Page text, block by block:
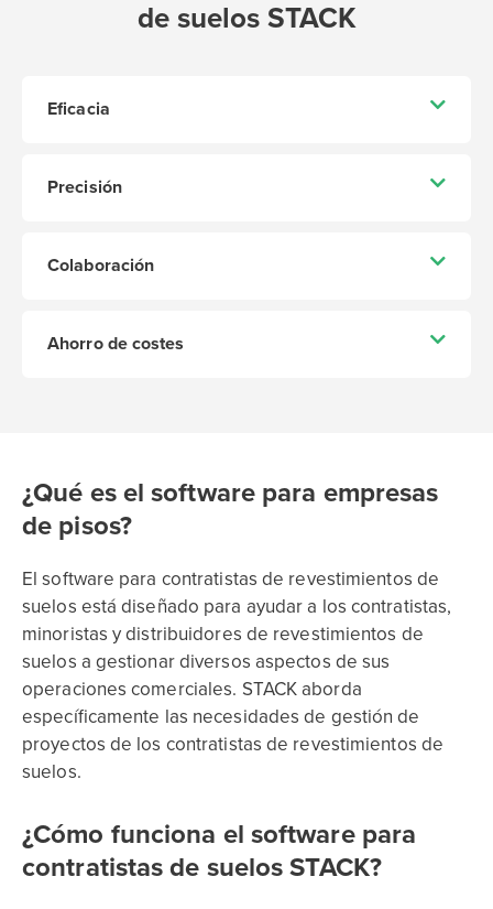
de suelos STACK
Eficacia
Precisión
Colaboración
Ahorro de costes
¿Qué es el software para empresas
de pisos?
El software para contratistas de revestimientos de
suelos está diseñado para ayudar a los contratistas,
minoristas y distribuidores de revestimientos de
suelos a gestionar diversos aspectos de sus
operaciones comerciales. STACK aborda
específicamente las necesidades de gestión de
proyectos de los contratistas de revestimientos de
suelos.
¿Cómo funciona el software para
contratistas de suelos STACK?